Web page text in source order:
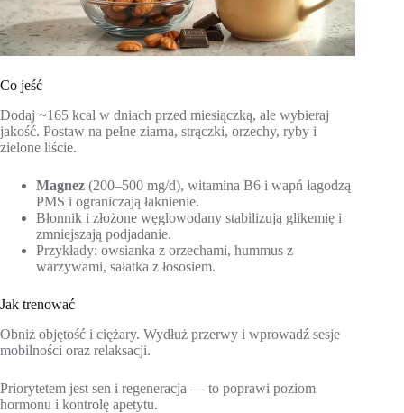
Co jeść
Dodaj ~165 kcal w dniach przed miesiączką, ale wybieraj
jakość. Postaw na pełne ziarna, strączki, orzechy, ryby i
zielone liście.
Magnez (200–500 mg/d), witamina B6 i wapń łagodzą
PMS i ograniczają łaknienie.
Błonnik i złożone węglowodany stabilizują glikemię i
zmniejszają podjadanie.
Przykłady: owsianka z orzechami, hummus z
warzywami, sałatka z łososiem.
Jak trenować
Obniż objętość i ciężary. Wydłuż przerwy i wprowadź sesje
mobilności oraz relaksacji.
Priorytetem jest sen i regeneracja — to poprawi poziom
hormonu i kontrolę apetytu.